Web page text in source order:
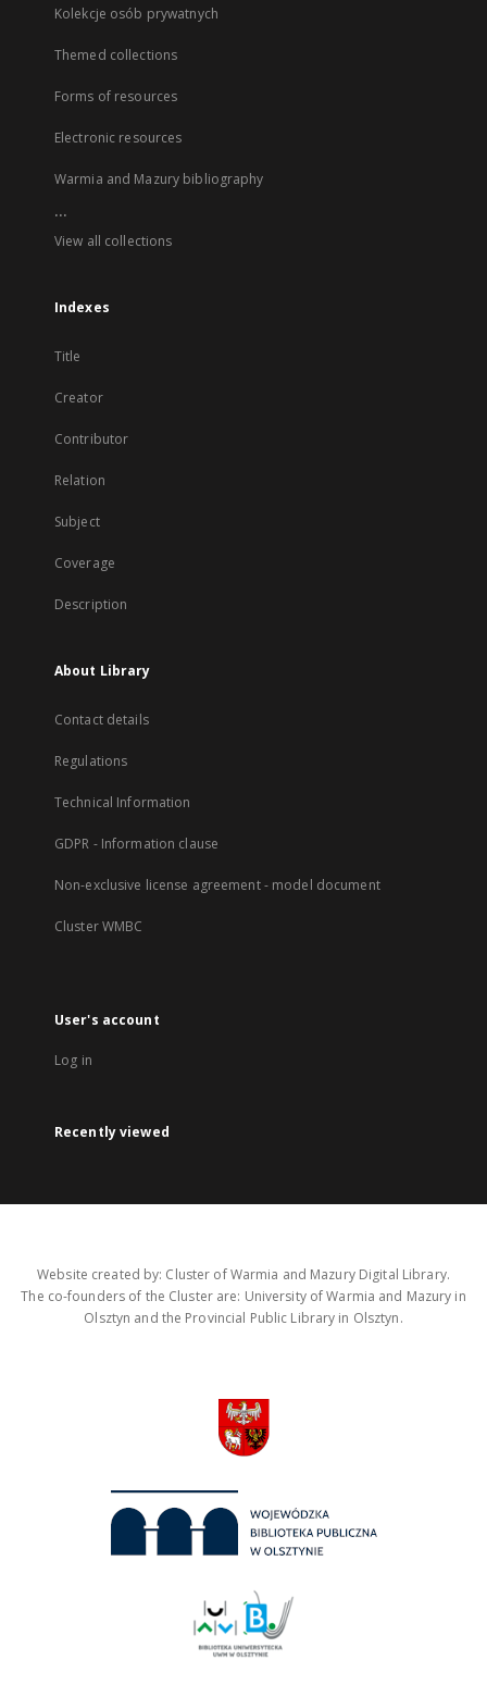
Kolekcje osób prywatnych
Themed collections
Forms of resources
Electronic resources
Warmia and Mazury bibliography
...
View all collections
Indexes
Title
Creator
Contributor
Relation
Subject
Coverage
Description
About Library
Contact details
Regulations
Technical Information
GDPR - Information clause
Non-exclusive license agreement - model document
Cluster WMBC
User's account
Log in
Recently viewed
Website created by: Cluster of Warmia and Mazury Digital Library.
The co-founders of the Cluster are: University of Warmia and Mazury in
Olsztyn and the Provincial Public Library in Olsztyn.